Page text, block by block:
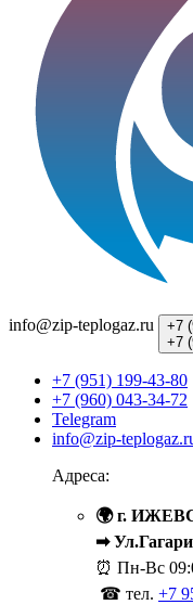
info@zip-teplogaz.ru +7
+7
+7 (951) 199-43-80
+7 (960) 043-34-72
Telegram
info@zip-
Адреса:
🌍 г.
➡
⏰ Пн-Вс
☎ тел. +7